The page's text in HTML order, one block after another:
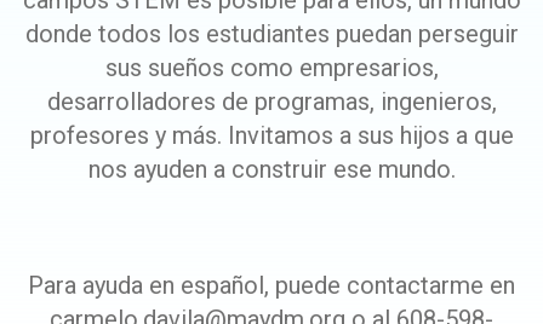
donde todos los estudiantes puedan perseguir
sus sueños como empresarios,
desarrolladores de programas, ingenieros,
profesores y más. Invitamos a sus hijos a que
nos ayuden a construir ese mundo.
Para ayuda en español, puede contactarme en